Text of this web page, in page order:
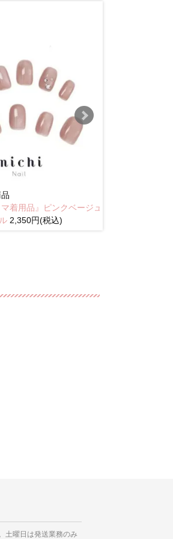
マ着用品』ピンクベージュ
2,350円(税込)
土曜日は発送業務のみ